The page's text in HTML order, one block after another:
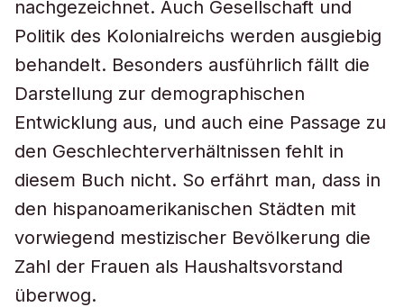
nachgezeichnet. Auch Gesellschaft und
Politik des Kolonialreichs werden ausgiebig
behandelt. Besonders ausführlich fällt die
Darstellung zur demographischen
Entwicklung aus, und auch eine Passage zu
den Geschlechterverhältnissen fehlt in
diesem Buch nicht. So erfährt man, dass in
den hispanoamerikanischen Städten mit
vorwiegend mestizischer Bevölkerung die
Zahl der Frauen als Haushaltsvorstand
überwog.